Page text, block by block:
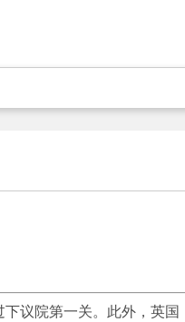
议院第一关。此外，英国